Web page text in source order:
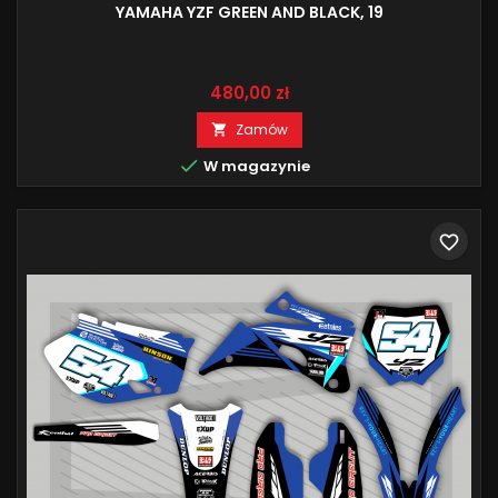
YAMAHA YZF GREEN AND BLACK, 19
Cena
480,00 zł
 Zamów
 W magazynie
favorite_border